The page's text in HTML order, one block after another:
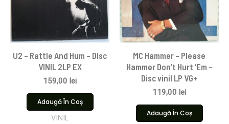
U2 – Rattle And Hum – Disc
VINIL 2LP EX
159,00 lei
Adaugă În Coș
VINIL
MC Hammer – Please
Hammer Don’t Hurt ‘Em –
Disc vinil LP VG+
119,00 lei
Adaugă În Coș